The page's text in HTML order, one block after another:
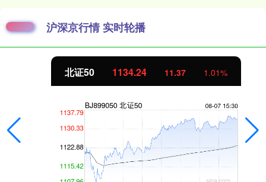
沪深京行情 实时轮播
北证50 1134.24 11.37 1.01%